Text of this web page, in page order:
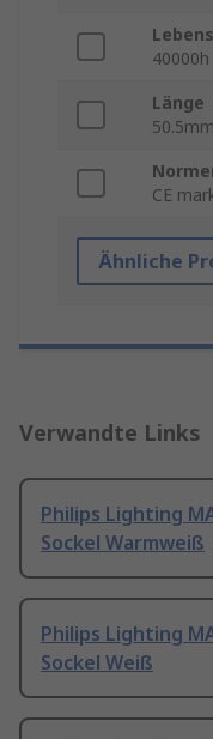
40000h
Länge
50.5mm
CE
Ähnliche
Verwandte Links
Philips Lighting
Sockel Warmweiß
Philips Lighting
Sockel Weiß